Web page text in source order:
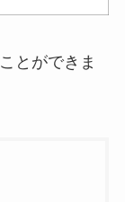
とができま